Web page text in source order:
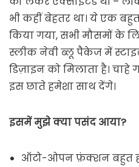
भी कहीं बेहतर था। ये एक
किया गया, सभी मौसमों के
स्लीक नेवी ब्लू पैकेज में
डिज़ाइन को मिलाता है। चाहे
इस छाते हमेशा साथ देंगे।
इसमें मुझे क्या पसंद आया?
ऑटो-ओपन फ़ंक्शन बहुत